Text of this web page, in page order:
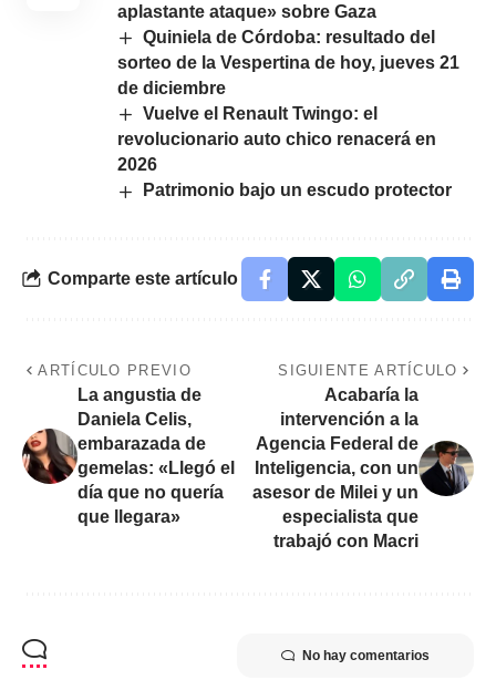
aplastante ataque» sobre Gaza
Quiniela de Córdoba: resultado del
sorteo de la Vespertina de hoy, jueves 21
de diciembre
Vuelve el Renault Twingo: el
revolucionario auto chico renacerá en
2026
Patrimonio bajo un escudo protector
Comparte este artículo
ARTÍCULO PREVIO
La angustia de
Daniela Celis,
embarazada de
gemelas: «Llegó el
día que no quería
que llegara»
SIGUIENTE ARTÍCULO
Acabaría la
intervención a la
Agencia Federal de
Inteligencia, con un
asesor de Milei y un
especialista que
trabajó con Macri
No hay comentarios